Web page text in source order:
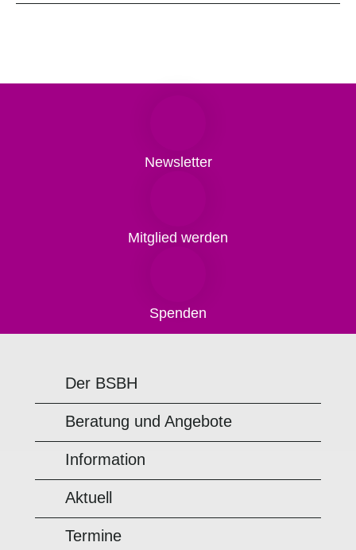
Newsletter
Mitglied werden
Spenden
Der BSBH
Beratung und Angebote
Information
Aktuell
Termine